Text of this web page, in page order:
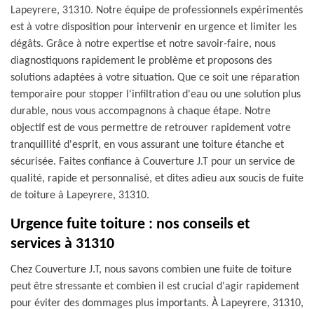
Lapeyrere, 31310. Notre équipe de professionnels expérimentés
est à votre disposition pour intervenir en urgence et limiter les
dégâts. Grâce à notre expertise et notre savoir-faire, nous
diagnostiquons rapidement le problème et proposons des
solutions adaptées à votre situation. Que ce soit une réparation
temporaire pour stopper l'infiltration d'eau ou une solution plus
durable, nous vous accompagnons à chaque étape. Notre
objectif est de vous permettre de retrouver rapidement votre
tranquillité d'esprit, en vous assurant une toiture étanche et
sécurisée. Faites confiance à Couverture J.T pour un service de
qualité, rapide et personnalisé, et dites adieu aux soucis de fuite
de toiture à Lapeyrere, 31310.
Urgence fuite toiture : nos conseils et
services à 31310
Chez Couverture J.T, nous savons combien une fuite de toiture
peut être stressante et combien il est crucial d'agir rapidement
pour éviter des dommages plus importants. À Lapeyrere, 31310,